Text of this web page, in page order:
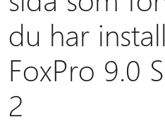
du har
FoxPro 9.0
2